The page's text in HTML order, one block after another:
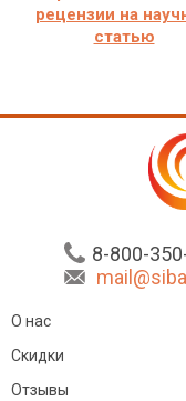
рецензии на
статью
8-800-
О нас
Скидки
Отзывы